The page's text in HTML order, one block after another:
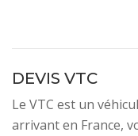
DEVIS VTC
Le VTC est un
arrivant en France,